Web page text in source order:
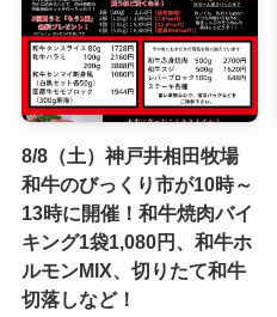
8/8（土）神戸井相田牧場
和牛のびっくり市が10時～
13時に開催！和牛焼肉バイ
キング1袋1,080円、和牛ホ
ルモンMIX、切りたて和牛
切落しなど！